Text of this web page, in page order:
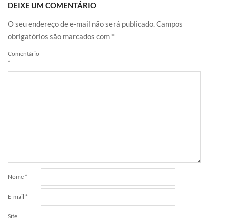
DEIXE UM COMENTÁRIO
O seu endereço de e-mail não será publicado.Campos
obrigatórios são marcados com *
Comentário
*
Nome *
E-mail *
Site